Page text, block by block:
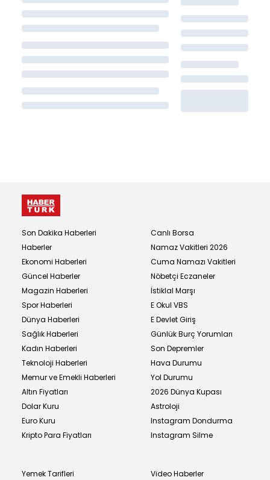
Son Dakika Haberleri
Haberler
Ekonomi Haberleri
Güncel Haberler
Magazin Haberleri
Spor Haberleri
Dünya Haberleri
Sağlık Haberleri
Kadın Haberleri
Teknoloji Haberleri
Memur ve Emekli Haberleri
Altın Fiyatları
Dolar Kuru
Euro Kuru
Kripto Para Fiyatları
Canlı Borsa
Namaz Vakitleri 2026
Cuma Namazı Vakitleri
Nöbetçi Eczaneler
İstiklal Marşı
E Okul VBS
E Devlet Giriş
Günlük Burç Yorumları
Son Depremler
Hava Durumu
Yol Durumu
2026 Dünya Kupası
Astroloji
Instagram Dondurma
Instagram Silme
Yemek Tarifleri
Video Haberler